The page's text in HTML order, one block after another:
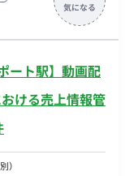
ーのスケジュール
調整 ・社内外との
ーム体制 ・アート
ンジニア ■開発
ラ ・該当なし ■働
リモート（週3日出
ート駅】動画配
ける売上情報管
）